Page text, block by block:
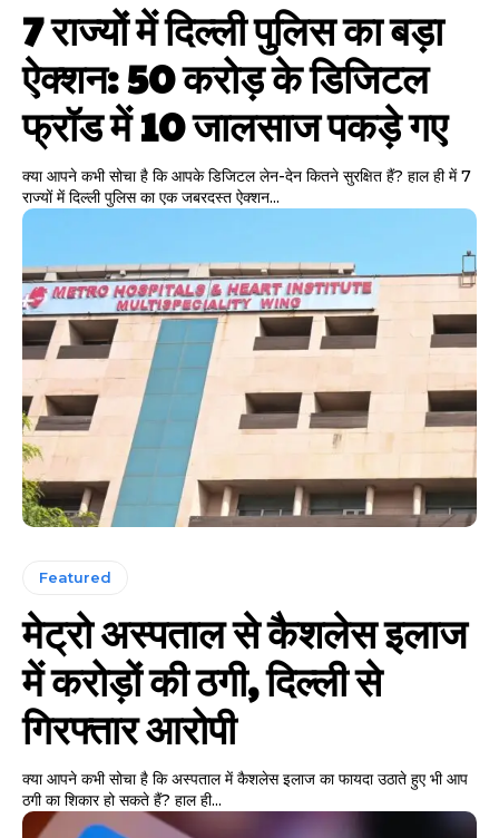
7 राज्यों में दिल्ली पुलिस का बड़ा
ऐक्शन: 50 करोड़ के डिजिटल
फ्रॉड में 10 जालसाज पकड़े गए
क्या आपने कभी सोचा है कि आपके डिजिटल लेन-देन कितने सुरक्षित हैं? हाल ही में 7
राज्यों में दिल्ली पुलिस का एक जबरदस्त ऐक्शन...
Featured
मेट्रो अस्पताल से कैशलेस इलाज
में करोड़ों की ठगी, दिल्ली से
गिरफ्तार आरोपी
क्या आपने कभी सोचा है कि अस्पताल में कैशलेस इलाज का फायदा उठाते हुए भी आप
ठगी का शिकार हो सकते हैं? हाल ही...